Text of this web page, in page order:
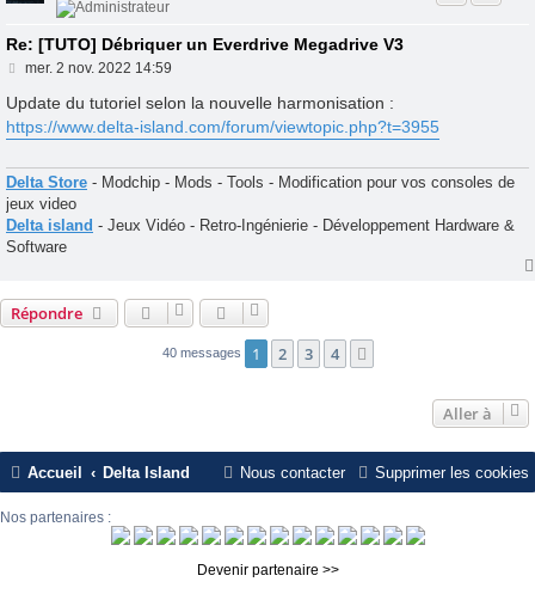
Re: [TUTO] Débriquer un Everdrive Megadrive V3
M
s
s
a
e
mer. 2 nov. 2022 14:59
Update du tutoriel selon la nouvelle harmonisation :
https://www.delta-island.com/forum/viewtopic.php?t=3955
Delta Store - Modchip - Mods - Tools - Modification pour vos consoles de
jeux video
Delta island - Jeux Vidéo - Retro-Ingénierie - Développement Hardware &
Software
Répondre
40 messages 1 2 3 4
Aller à
Accueil Delta Island Supprimer les cookies
Nous contacter
Nos partenaires :
Devenir partenaire >>